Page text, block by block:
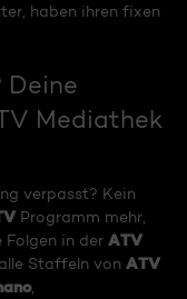
haben ihren fixen
Deine
Mediathek
verpasst? Kein
Programm mehr,
in der ATV
Staffeln von ATV
,